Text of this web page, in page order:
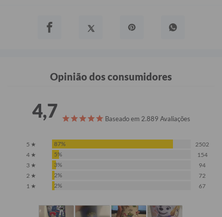
Opinião dos consumidores
4,7 Baseado em 2.889 Avaliações
5 ★ 87%
2502
4 ★
5%
154
3 ★
3%
94
2 ★
2%
72
1 ★
2% 67